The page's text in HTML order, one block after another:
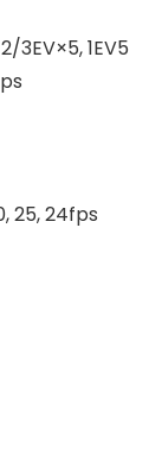
3EV×5, 1EV5
25, 24fps